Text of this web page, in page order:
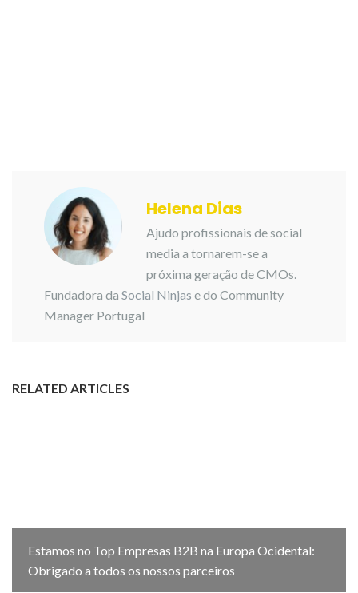
Helena Dias
Ajudo profissionais de social
media a tornarem-se a
próxima geração de CMOs.
Fundadora da Social Ninjas e do Community
Manager Portugal
RELATED ARTICLES
Estamos no Top Empresas B2B na Europa Ocidental:
Obrigado a todos os nossos parceiros